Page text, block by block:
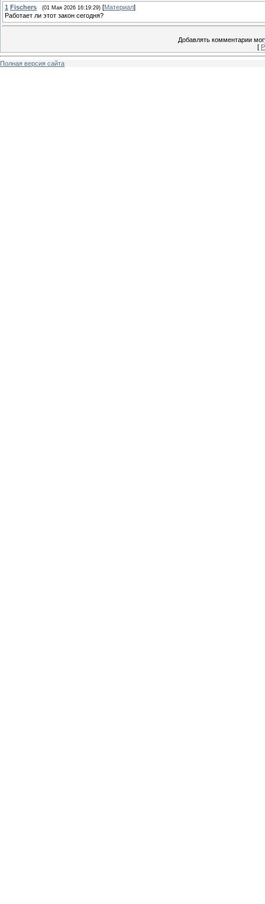
1 Fischers (01 Мая 2026 16:19:29) [Материал]
Работает ли этот закон сегодня?
Добавлять комментарии
[
Полная версия сайта